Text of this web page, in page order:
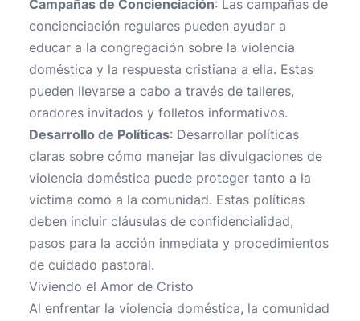
Campañas de Concienciación: Las campañas de
concienciación regulares pueden ayudar a
educar a la congregación sobre la violencia
doméstica y la respuesta cristiana a ella. Estas
pueden llevarse a cabo a través de talleres,
oradores invitados y folletos informativos.
Desarrollo de Políticas: Desarrollar políticas
claras sobre cómo manejar las divulgaciones de
violencia doméstica puede proteger tanto a la
víctima como a la comunidad. Estas políticas
deben incluir cláusulas de confidencialidad,
pasos para la acción inmediata y procedimientos
de cuidado pastoral.
Viviendo el Amor de Cristo
Al enfrentar la violencia doméstica, la comunidad